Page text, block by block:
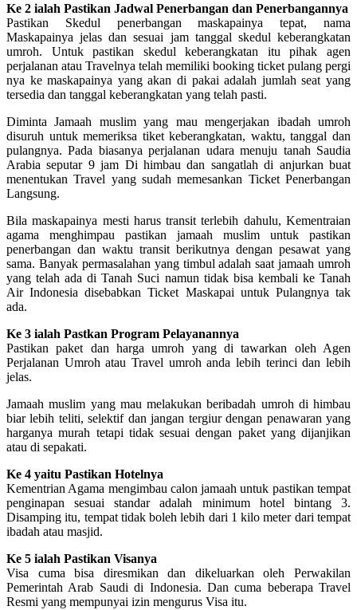
Ke 2 ialah Pastikan Jadwal Penerbangan dan Penerbangannya
Pastikan Skedul penerbangan maskapainya tepat, nama
Maskapainya jelas dan sesuai jam tanggal skedul keberangkatan
umroh. Untuk pastikan skedul keberangkatan itu pihak agen
perjalanan atau Travelnya telah memiliki booking ticket pulang pergi
nya ke maskapainya yang akan di pakai adalah jumlah seat yang
tersedia dan tanggal keberangkatan yang telah pasti.
Diminta Jamaah muslim yang mau mengerjakan ibadah umroh
disuruh untuk memeriksa tiket keberangkatan, waktu, tanggal dan
pulangnya. Pada biasanya perjalanan udara menuju tanah Saudia
Arabia seputar 9 jam Di himbau dan sangatlah di anjurkan buat
menentukan Travel yang sudah memesankan Ticket Penerbangan
Langsung.
Bila maskapainya mesti harus transit terlebih dahulu, Kementraian
agama menghimpau pastikan jamaah muslim untuk pastikan
penerbangan dan waktu transit berikutnya dengan pesawat yang
sama. Banyak permasalahan yang timbul adalah saat jamaah umroh
yang telah ada di Tanah Suci namun tidak bisa kembali ke Tanah
Air Indonesia disebabkan Ticket Maskapai untuk Pulangnya tak
ada.
Ke 3 ialah Pastkan Program Pelayanannya
Pastikan paket dan harga umroh yang di tawarkan oleh Agen
Perjalanan Umroh atau Travel umroh anda lebih terinci dan lebih
jelas.
Jamaah muslim yang mau melakukan beribadah umroh di himbau
biar lebih teliti, selektif dan jangan tergiur dengan penawaran yang
harganya murah tetapi tidak sesuai dengan paket yang dijanjikan
atau di sepakati.
Ke 4 yaitu Pastikan Hotelnya
Kementrian Agama mengimbau calon jamaah untuk pastikan tempat
penginapan sesuai standar adalah minimum hotel bintang 3.
Disamping itu, tempat tidak boleh lebih dari 1 kilo meter dari tempat
ibadah atau masjid.
Ke 5 ialah Pastikan Visanya
Visa cuma bisa diresmikan dan dikeluarkan oleh Perwakilan
Pemerintah Arab Saudi di Indonesia. Dan cuma beberapa Travel
Resmi yang mempunyai izin mengurus Visa itu.